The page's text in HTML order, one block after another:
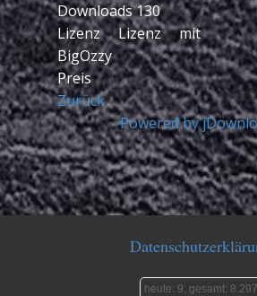
Downloads130
Lizenz
Lizenz mit
BigOzzy
Preis
Zurück
Powered by
heute: 9, gesamt: 8.297